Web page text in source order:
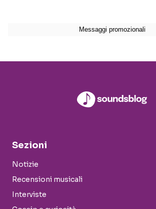
Sezioni
Notizie
Recensioni musicali
Interviste